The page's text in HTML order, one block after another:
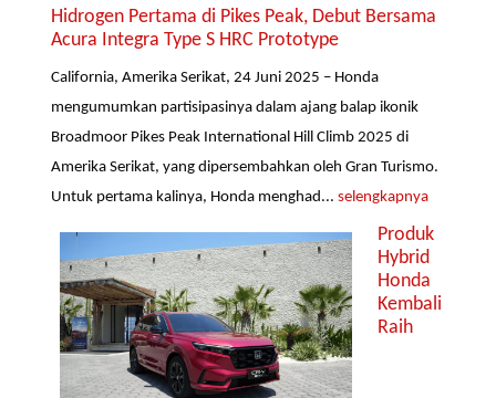
Hidrogen Pertama di Pikes Peak, Debut Bersama
Acura Integra Type S HRC Prototype
California, Amerika Serikat, 24 Juni 2025 – Honda
mengumumkan partisipasinya dalam ajang balap ikonik
Broadmoor Pikes Peak International Hill Climb 2025 di
Amerika Serikat, yang dipersembahkan oleh Gran Turismo.
Untuk pertama kalinya, Honda menghad...selengkapnya
Produk
Hybrid
Honda
Kembali
Raih